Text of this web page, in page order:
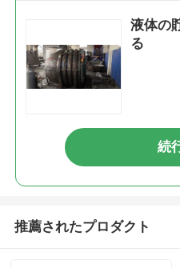
液体の
る
続
推薦されたプロダクト